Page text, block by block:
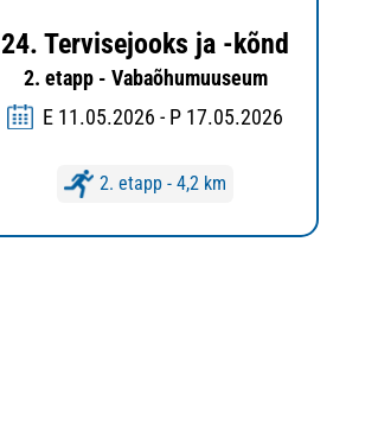
24. Tervisejooks ja -kõnd
2. etapp - Vabaõhumuuseum
E 11.05.2026 - P 17.05.2026
2. etapp - 4,2 km